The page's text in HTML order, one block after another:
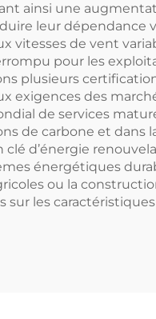
ainsi une
leur dépendance
vitesses de vent
pour les
plusieurs
exigences des
de services
de carbone et dans
d’énergie
énergétiques
ou la
sur les